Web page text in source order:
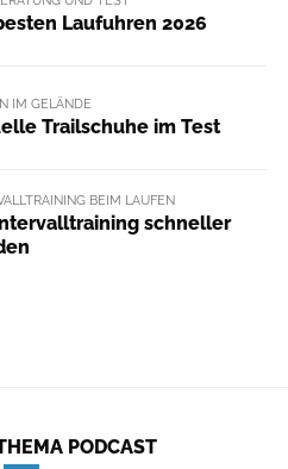
Laufuhren 2026
IM GELÄNDE
Trailschuhe im Test
BEIM LAUFEN
schneller
PODCAST